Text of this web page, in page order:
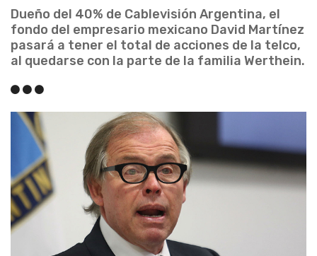
Dueño del 40% de Cablevisión Argentina, el
fondo del empresario mexicano David Martínez
pasará a tener el total de acciones de la telco,
al quedarse con la parte de la familia Werthein.